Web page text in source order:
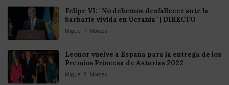
Felipe VI: "No debemos desfallecer ante la
barbarie vivida en Ucrania" | DIRECTO
Miguel P. Montes
Leonor vuelve a España para la entrega de los
Premios Princesa de Asturias 2022
Miguel P. Montes